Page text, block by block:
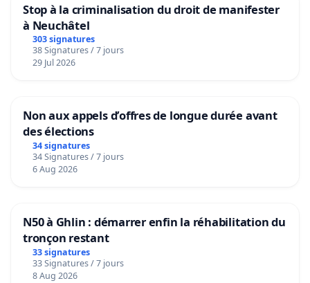
Stop à la criminalisation du droit de manifester
à Neuchâtel
303 signatures
38 Signatures / 7 jours
29 Jul 2026
Non aux appels d’offres de longue durée avant
des élections
34 signatures
34 Signatures / 7 jours
6 Aug 2026
N50 à Ghlin : démarrer enfin la réhabilitation du
tronçon restant
33 signatures
33 Signatures / 7 jours
8 Aug 2026